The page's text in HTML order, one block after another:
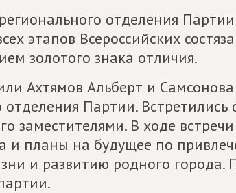
отделения
этапов Всероссийских
золотого знака отличия.
Ахтямов Альберт и
Партии. Встретились
заместителями. В ходе
и планы на будущее по
и развитию родного города.